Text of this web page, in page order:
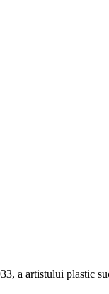
a artistului plastic